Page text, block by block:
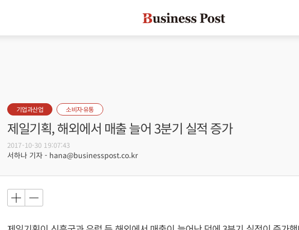
기업과산업 소비자·유통
제일기획, 해외에서 매출 늘어 3분기 실적 증가
2017-10-30 19:07:43
서하나 기자 - hana@businesspost.co.kr